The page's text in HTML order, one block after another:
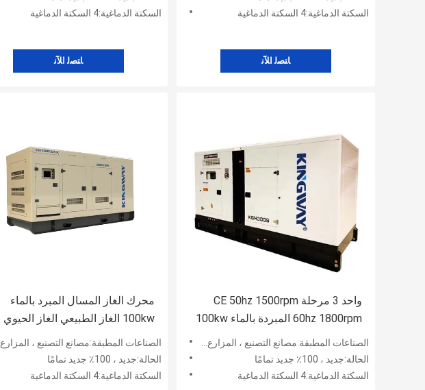
السكتة الدماغية:4 السكتة الدماغية
ﺎﺘﺼﻟ ﺍﻶﻧ
السكتة الدماغية:4 السكتة الدماغية
ﺎﺘﺼﻟ ﺍﻶﻧ
محرك الغاز المسال المبرد بالماء
100kw الغاز الطبيعي الغاز الحيوي
الصناعات المطبقة:مصانع التصنيع ، المزارع ، أعمال البناء ، الطاقة والتعدين
الحالة:جديد ، 100٪ جديد تمامًا
السكتة الدماغية:4 السكتة الدماغية
واحد 3 مرحلة CE 50hz 1500rpm
60hz 1800rpm المبردة بالماء 100kw
الغاز الطبيعي الغاز الحيوي محرك الغاز
LPG
الصناعات المطبقة:مصانع التصنيع ، المزارع ، أعمال البناء ، الطاقة والتعدين
الحالة:جديد ، 100٪ جديد تمامًا
السكتة الدماغية:4 السكتة الدماغية